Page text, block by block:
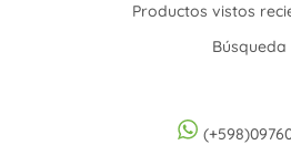
Productos vistos
Búsqueda